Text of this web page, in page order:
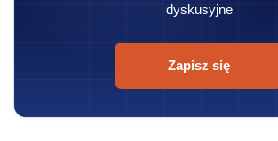
dyskusyjne
Zapisz się